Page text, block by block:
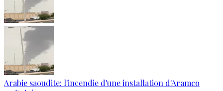
Arabie saoudite: l'incendie d'une installation d'Aramco